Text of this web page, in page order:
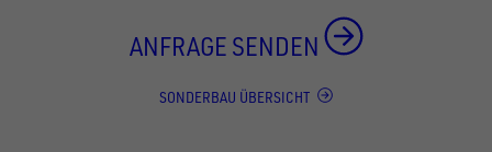
ANFRAGE SENDEN
SONDERBAU ÜBERSICHT